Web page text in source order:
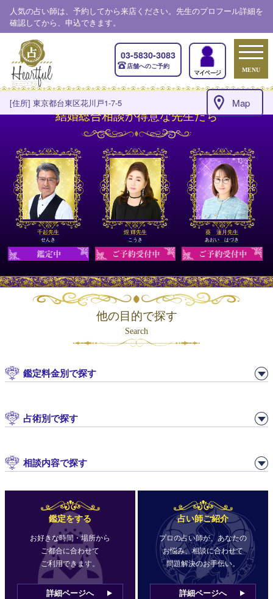
人気の占い師は、予約してから来店ください。先生のプロフール詳細を
確認してから、申込できます。
MENU
[住所] 東京都台東区花川戸1-7-5 Map
03-5830-3083
店舗へのご予約
結婚総合相談が得意な先生たち
千起先生
せんき
煌 輝先生
こうき
葵 蓮月先生
あおい はづき
他の目的で探す
Search
鑑定料金別で探す
占術別で探す
相談内容で探す
鑑定をする
お好きな時間・場所から
ご都合に合わせて
ご利用できます。
詳細ページへ
占い師ご紹介
プロの占い師が、あなたの
お悩み、相談に合わせて
問題解決のお手伝い。
詳細ページへ